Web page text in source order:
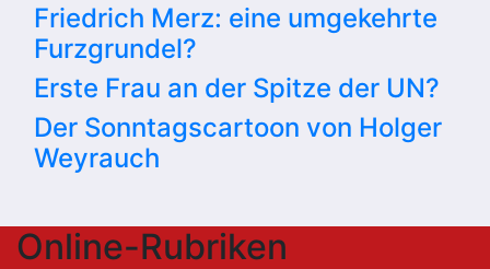
Friedrich Merz: eine umgekehrte
Furzgrundel?
Erste Frau an der Spitze der UN?
Der Sonntagscartoon von Holger
Weyrauch
Online-Rubriken